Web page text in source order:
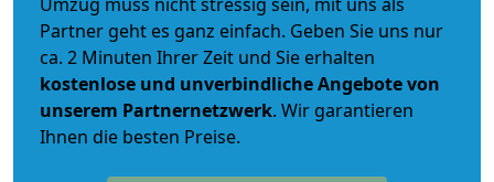
Partner geht es ganz einfach. Geben Sie uns nur
ca. 2 Minuten Ihrer Zeit und Sie erhalten
kostenlose und unverbindlicheAngebote von
unserem Partnernetzwerk. Wir garantieren
Ihnen die besten Preise.